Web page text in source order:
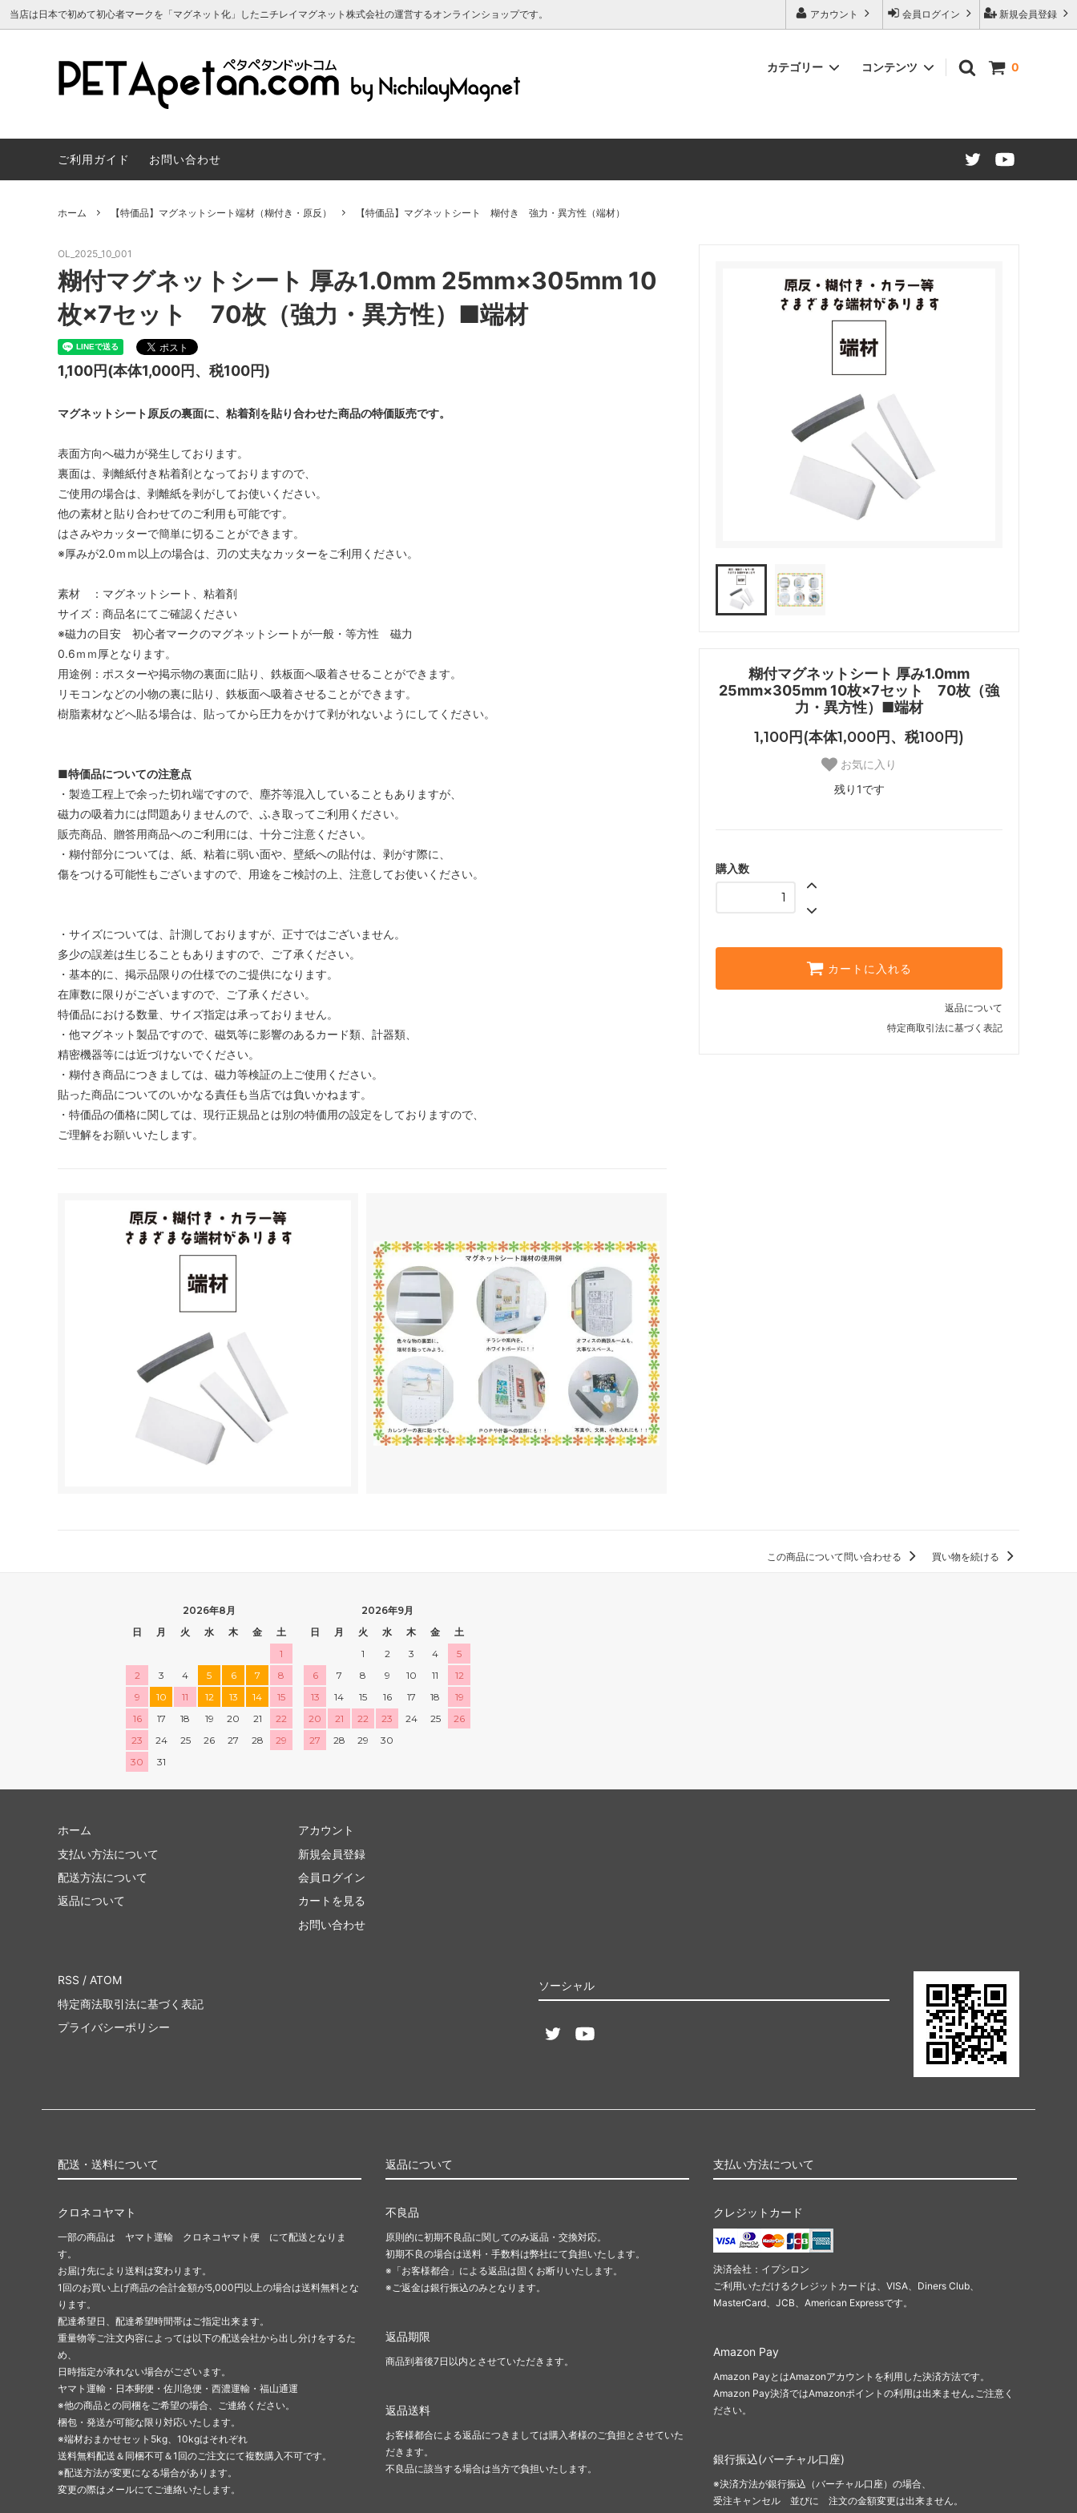
新規会員登録
会員ログイン
アカウント
当店は日本で初めて初心者マークを「マグネット化」したニチレイマグネット株式会社の運営するオンラインショップです。
0
カテゴリー
マグネットシート 両面カラー
マグネット販促・OEM／ノベルティ制
作
車用マグネット（高齢者マーク・もみじ
マーク・よつばマーク）
【特価品】マグネットシート端材（糊付
き・原反）
コンテンツ
作について
ご利用ガイド お問い合わせ
ホーム 【特価品】マグネットシート端材（糊付き・原反） 【特価品】マグネットシート 糊付き 強力・異方性（端材）
糊付マグネットシート 厚み1.0mm
25mm×305mm 10枚×7セット 70枚（強
力・異方性）■端材
1,100円(本体1,000円、税100円)
お気に入り
残り1です
購入数
カートに入れる
返品について
特定商取引法に基づく表記
OL_2025_10_001
糊付マグネットシート 厚み1.0mm 25mm×305mm 10
枚×7セット 70枚（強力・異方性）■端材
1,100円(本体1,000円、税100円)
マグネットシート原反の裏面に、粘着剤を貼り合わせた商品の特価販売です。
表面方向へ磁力が発生しております。
裏面は、剥離紙付き粘着剤となっておりますので、
ご使用の場合は、剥離紙を剥がしてお使いください。
他の素材と貼り合わせてのご利用も可能です。
はさみやカッターで簡単に切ることができます。
※厚みが2.0ｍｍ以上の場合は、刃の丈夫なカッターをご利用ください。
素材 ：マグネットシート、粘着剤
サイズ：商品名にてご確認ください
※磁力の目安 初心者マークのマグネットシートが一般・等方性 磁力
0.6ｍｍ厚となります。
用途例：ポスターや掲示物の裏面に貼り、鉄板面へ吸着させることができます。
リモコンなどの小物の裏に貼り、鉄板面へ吸着させることができます。
樹脂素材などへ貼る場合は、貼ってから圧力をかけて剥がれないようにしてください。
■特価品についての注意点
・製造工程上で余った切れ端ですので、塵芥等混入していることもありますが、
磁力の吸着力には問題ありませんので、ふき取ってご利用ください。
販売商品、贈答用商品へのご利用には、十分ご注意ください。
・糊付部分については、紙、粘着に弱い面や、壁紙への貼付は、剥がす際に、
傷をつける可能性もございますので、用途をご検討の上、注意してお使いください。
・サイズについては、計測しておりますが、正寸ではございません。
多少の誤差は生じることもありますので、ご了承ください。
・基本的に、掲示品限りの仕様でのご提供になります。
在庫数に限りがございますので、ご了承ください。
特価品における数量、サイズ指定は承っておりません。
・他マグネット製品ですので、磁気等に影響のあるカード類、計器類、
精密機器等には近づけないでください。
・糊付き商品につきましては、磁力等検証の上ご使用ください。
貼った商品についてのいかなる責任も当店では負いかねます。
・特価品の価格に関しては、現行正規品とは別の特価用の設定をしておりますので、
ご理解をお願いいたします。
この商品について問い合わせる 買い物を続ける
2026年8月
日
月 火 水 木 金
土
1
2
3 4 5 6 7
8
9
10 11 12 13 14
15
16
17 18 19 20 21
22
23
24 25 26 27 28
29
30
31
2026年9月
日
月 火 水 木 金
土
1
2 3 4
5
6
7 8 9 10 11
12
13
14 15 16 17 18
19
20
21 22 23 24 25
26
27
28 29 30
ホーム
支払い方法について
配送方法について
返品について
アカウント
新規会員登録
会員ログイン
カートを見る
お問い合わせ
ソーシャル
RSS / ATOM
特定商法取引法に基づく表記
プライバシーポリシー
配送・送料について
クロネコヤマト
一部の商品は ヤマト運輸 クロネコヤマト便 にて配送となりま
す。
お届け先により送料は変わります。
1回のお買い上げ商品の合計金額が5,000円以上の場合は送料無料とな
ります。
配達希望日、配達希望時間帯はご指定出来ます。
重量物等ご注文内容によっては以下の配送会社から出し分けをするた
め、
日時指定が承れない場合がございます。
ヤマト運輸・日本郵便・佐川急便・西濃運輸・福山通運
※他の商品との同梱をご希望の場合、ご連絡ください。
梱包・発送が可能な限り対応いたします。
※端材おまかせセット5kg、10kgはそれぞれ
送料無料配送＆同梱不可＆1回のご注文にて複数購入不可です。
※配送方法が変更になる場合があります。
変更の際はメールにてご連絡いたします。
返品について
不良品
原則的に初期不良品に関してのみ返品・交換対応。
初期不良の場合は送料・手数料は弊社にて負担いたします。
※「お客様都合」による返品は固くお断りいたします。
※ご返金は銀行振込のみとなります。
返品期限
商品到着後7日以内とさせていただきます。
返品送料
お客様都合による返品につきましては購入者様のご負担とさせていた
だきます。
不良品に該当する場合は当方で負担いたします。
支払い方法について
クレジットカード
決済会社：イプシロン
ご利用いただけるクレジットカードは、VISA、Diners Club、
MasterCard、JCB、American Expressです。
Amazon Pay
Amazon PayとはAmazonアカウントを利用した決済方法です。
Amazon Pay決済ではAmazonポイントの利用は出来ません｡ご注意く
ださい。
銀行振込(バーチャル口座)
※決済方法が銀行振込（バーチャル口座）の場合、
受注キャンセル 並びに 注文の金額変更は出来ません。